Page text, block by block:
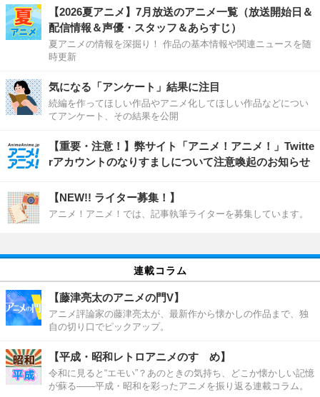
【2026夏アニメ】7月放送のアニメ一覧（放送開始日＆
配信情報＆声優・スタッフ＆あらすじ）
夏アニメの情報を深掘り！ 作品の基本情報や関連ニュースを随
時更新
気になる「アンケート」結果に注目
続編を作ってほしい作品やアニメ化してほしい作品などについ
てアンケート、その結果を公開
【重要・注意！】弊サイト「アニメ！アニメ！」Twitte
rアカウントのなりすましについて注意喚起のお知らせ
【NEW!! ライター募集！】
アニメ！アニメ！では、記事執筆ライターを募集しています。
連載コラム
【藤津亮太のアニメの門V】
アニメ評論家の藤津亮太が、最新作から懐かしの作品まで、独
自の切り口でピックアップ。
【平成・昭和レトロアニメのすゝめ】
令和に見ると“エモい”？あのときの気持ち、どこか懐かしい記憶
が蘇る――平成・昭和を彩ったアニメを振り返る連載コラム。